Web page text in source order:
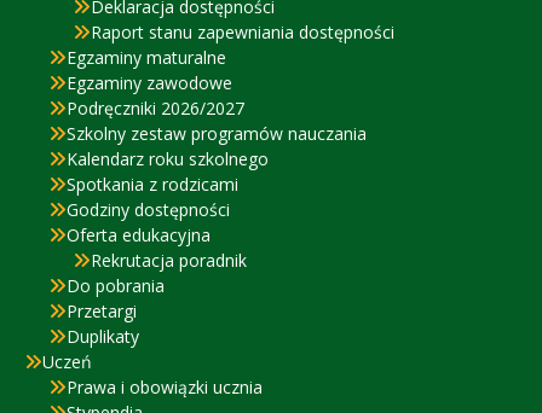
Deklaracja dostępności
Raport stanu zapewniania dostępności
Egzaminy maturalne
Egzaminy zawodowe
Podręczniki 2026/2027
Szkolny zestaw programów nauczania
Kalendarz roku szkolnego
Spotkania z rodzicami
Godziny dostępności
Oferta edukacyjna
Rekrutacja poradnik
Do pobrania
Przetargi
Duplikaty
Uczeń
Prawa i obowiązki ucznia